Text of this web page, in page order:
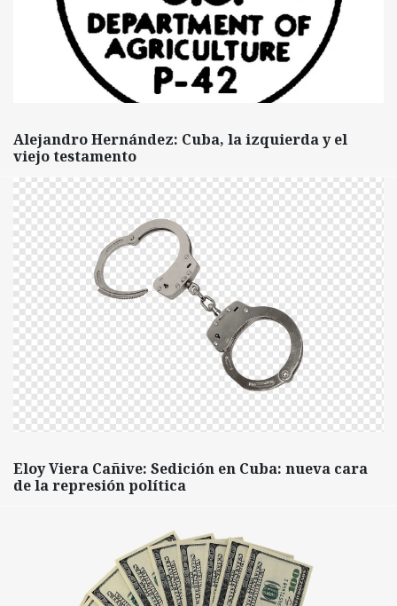
Alejandro Hernández: Cuba, la izquierda y el
viejo testamento
Eloy Viera Cañive: Sedición en Cuba: nueva cara
de la represión política